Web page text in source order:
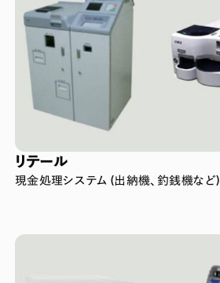
リテール
現金処理システム (出納機、釣銭機など)